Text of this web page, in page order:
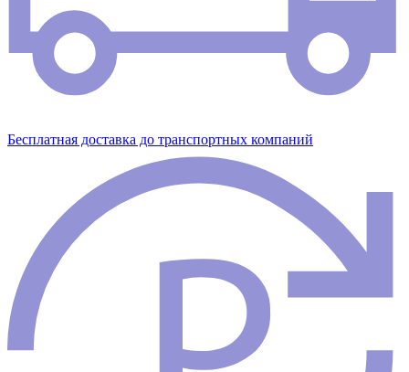
Бесплатная доставка до транспортных компаний